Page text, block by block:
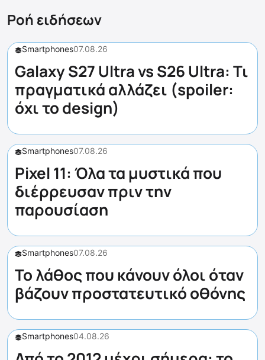
Ροή ειδήσεων
Smartphones07.08.26
Galaxy S27 Ultra vs S26 Ultra: Τι
πραγματικά αλλάζει (spoiler:
όχι το design)
Smartphones07.08.26
Pixel 11: Όλα τα μυστικά που
διέρρευσαν πριν την
παρουσίαση
Smartphones07.08.26
Το λάθος που κάνουν όλοι όταν
βάζουν προστατευτικό οθόνης
Smartphones04.08.26